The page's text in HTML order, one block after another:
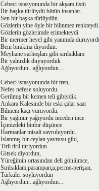
Cebeci istasyonunda bir akşam üstü
Bir başka türlüydü bütün insanlar,
Sen bir başka türlüydün.
Gözlerin yine öyle bir bilinmez renkteydi.
Gözlerin gözlerimde erimekteydi
Bir mermer heyel gibi yanımda
Beni bırakma diyordun.
Meyhane sarhoşları gibi sırılsıklam
Bir yalnızlık duyuyorduk
Ağlıyordun...ağlıyordun...
Cebeci istasyonunda bir tren,
Nefes nefese soluyordu.
Gerilmiş bir kemen teli gibiydik.
Ankara Kalesinde bir eski çalar saat
Bilmem kaçı vuruyordu.
Bir yağmur yağıyordu inceden ince
İçimizdeki binbir düşünce
Harmanlar misali savruluyordu.
Islanmış bir ceylan yavrusu gibi,
Tiril tiril titriyordun
Gitsek diyordun,
Yüreğimin ortasından deli gönlümce,
Sırılsıklam,paramparça,perme-perişan,
Türküler söylüyordun
Ağlıyordun...ağlıyordun...